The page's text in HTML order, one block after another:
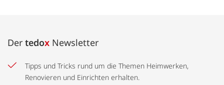
Der tedox Newsletter
Tipps und Tricks rund um die Themen Heimwerken,
Renovieren und Einrichten erhalten.